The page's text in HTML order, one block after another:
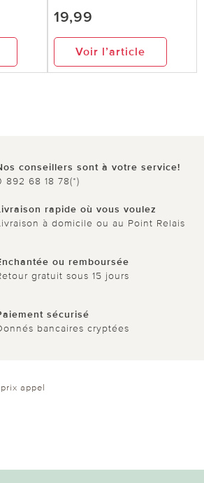
19,99
Voir l’article
conseillers sont à votre service!
892 68 18 78(*)
rapide où vous voulez
à domicile ou au Point Relais
ou remboursée
gratuit sous 15 jours
sécurisé
bancaires cryptées
appel